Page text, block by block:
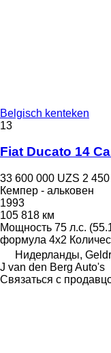
Belgisch kenteken
13
Fiat Ducato 14
33 600 000 UZS 2
Кемпер - альковен
1993
105 818 км
Мощность 75 л.с.
формула 4x2
Нидерланды,
J van den Berg Auto's
Связаться с